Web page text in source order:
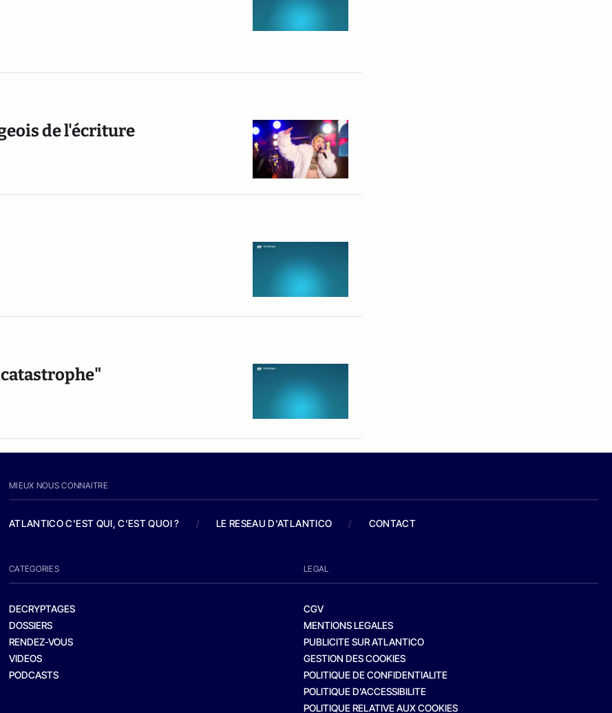
de l'écriture
MIEUX NOUS CONNAITRE
ATLANTICO C'EST QUI, C'EST QUOI ? / LE RESEAU D'ATLANTICO / CONTACT
CATEGORIES
DECRYPTAGES
DOSSIERS
RENDEZ-VOUS
VIDEOS
PODCASTS
LEGAL
CGV
MENTIONS LEGALES
PUBLICITE SUR ATLANTICO
GESTION DES COOKIES
POLITIQUE DE CONFIDENTIALITE
POLITIQUE D’ACCESSIBILITE
POLITIQUE RELATIVE AUX COOKIES